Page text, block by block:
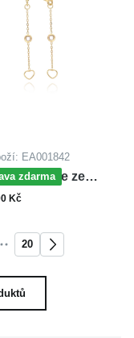
EA001842
zdarma
náušnice ze
zlata SRDCE
Kč
20